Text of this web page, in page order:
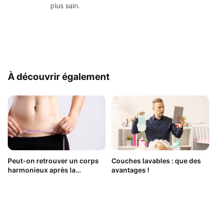
plus sain.
À découvrir également
Peut-on retrouver un corps
harmonieux après la
Couches lavables : que des
avantages !